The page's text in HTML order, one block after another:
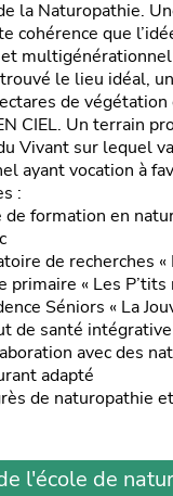
la Naturopathie.
cohérence que
multigénérationnel
le lieu idéal,
de
CIEL. Un terrain
Vivant sur lequel
ayant vocation à
:
de formation en
de recherches «
primaire « Les P’tits
Séniors « La
de santé
avec des
adapté
de naturopathie
l'école de